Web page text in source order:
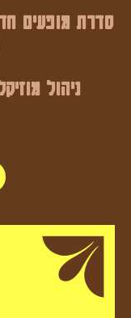
סדרת מופעים
ניהול